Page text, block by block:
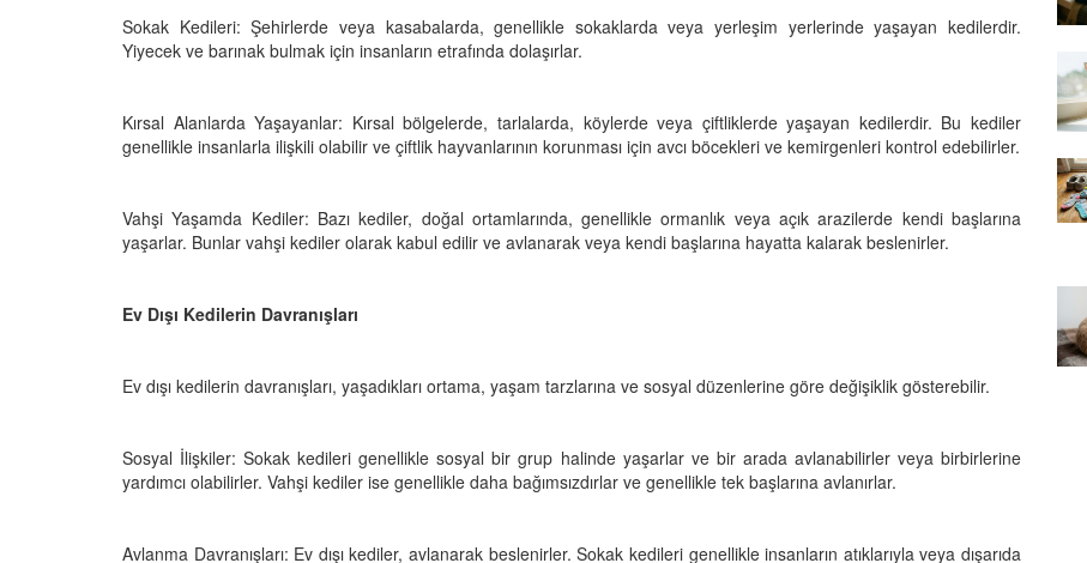
Sokak Kedileri: Şehirlerde veya kasabalarda, genellikle sokaklarda veya yerleşim yerlerinde yaşayan kedilerdir.
Yiyecek ve barınak bulmak için insanların etrafında dolaşırlar.
Kırsal Alanlarda Yaşayanlar: Kırsal bölgelerde, tarlalarda, köylerde veya çiftliklerde yaşayan kedilerdir. Bu kediler
genellikle insanlarla ilişkili olabilir ve çiftlik hayvanlarının korunması için avcı böcekleri ve kemirgenleri kontrol edebilirler.
Vahşi Yaşamda Kediler: Bazı kediler, doğal ortamlarında, genellikle ormanlık veya açık arazilerde kendi başlarına
yaşarlar. Bunlar vahşi kediler olarak kabul edilir ve avlanarak veya kendi başlarına hayatta kalarak beslenirler.
Ev Dışı Kedilerin Davranışları
Ev dışı kedilerin davranışları, yaşadıkları ortama, yaşam tarzlarına ve sosyal düzenlerine göre değişiklik gösterebilir.
Sosyal İlişkiler: Sokak kedileri genellikle sosyal bir grup halinde yaşarlar ve bir arada avlanabilirler veya birbirlerine
yardımcı olabilirler. Vahşi kediler ise genellikle daha bağımsızdırlar ve genellikle tek başlarına avlanırlar.
Avlanma Davranışları: Ev dışı kediler, avlanarak beslenirler. Sokak kedileri genellikle insanların atıklarıyla veya dışarıda
Genetik Sırrı:
Yasalara
11.10.2025
11.10.2025
Mırlamaya Başladı? Evrimsel Bir
Bakış
Kediler Neden "Eğitilemez"?
03.10.2025
22.09.2025
İpucu
19.09.2025
15.09.2025